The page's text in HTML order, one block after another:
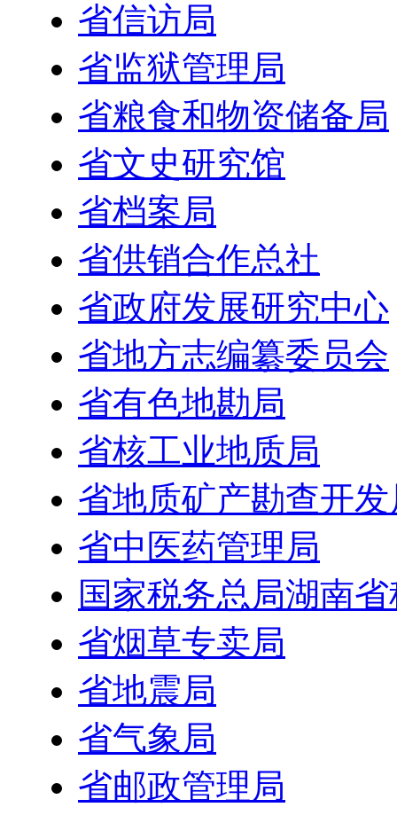
省信访局
省监狱管理局
省粮食和物资储备局
省文史研究馆
省档案局
省供销合作总社
省政府发展研究中心
省地方志编纂委员会
省有色地勘局
省核工业地质局
省地质矿产勘查开发
省中医药管理局
国家税务总局湖南
省烟草专卖局
省地震局
省气象局
省邮政管理局